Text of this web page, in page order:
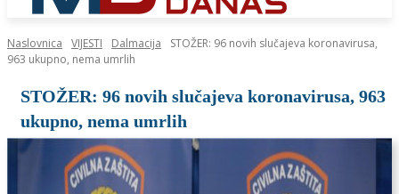
Naslovnica VIJESTI Dalmacija
STOŽER: 96 novih slučajeva koronavirusa,
963 ukupno, nema umrlih
STOŽER: 96 novih slučajeva koronavirusa, 963
ukupno, nema umrlih